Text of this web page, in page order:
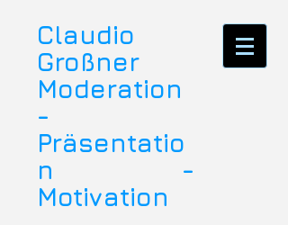
Claudio
Großner
Moderation
-
Präsentatio
n -
Motivation